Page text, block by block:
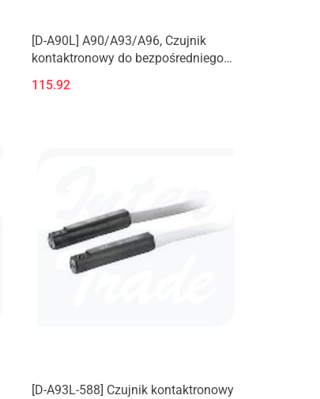
[D-A90L] A90/A93/A96, Czujnik
kontaktronowy do bezpośredniego
115.92
[D-A93L-588] Czujnik kontaktronowy